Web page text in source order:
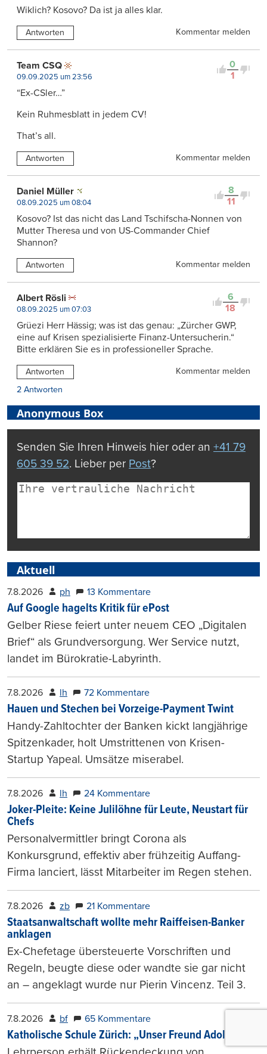
Wiklich? Kosovo? Da ist ja alles klar.
Antworten Kommentar melden
0
1
Team CSQ
09.09.2025 um 23:56
“Ex-CSler…”
Kein Ruhmesblatt in jedem CV!
That’s all.
Antworten Kommentar melden
8
11
Daniel Müller
08.09.2025 um 08:04
Kosovo? Ist das nicht das Land Tschifscha-Nonnen von
Mutter Theresa und von US-Commander Chief
Shannon?
Antworten Kommentar melden
6
18
Albert Rösli
08.09.2025 um 07:03
Grüezi Herr Hässig; was ist das genau: „Zürcher GWP,
eine auf Krisen spezialisierte Finanz-Untersucherin.“
Bitte erklären Sie es in professioneller Sprache.
Antworten
Kommentar melden
2 Antworten
Anonymous Box
Senden Sie Ihren Hinweis hier oder an +41 79
605 39 52. Lieber per Post?
Aktuell
7.8.2026 ph 13 Kommentare
Auf Google hagelts Kritik für ePost
Gelber Riese feiert unter neuem CEO „Digitalen
Brief“ als Grundversorgung. Wer Service nutzt,
landet im Bürokratie-Labyrinth.
7.8.2026 lh 72 Kommentare
Hauen und Stechen bei Vorzeige-Payment Twint
Handy-Zahltochter der Banken kickt langjährige
Spitzenkader, holt Umstrittenen von Krisen-
Startup Yapeal. Umsätze miserabel.
7.8.2026 lh 24 Kommentare
Joker-Pleite: Keine Julilöhne für Leute, Neustart für
Chefs
Personalvermittler bringt Corona als
Konkursgrund, effektiv aber frühzeitig Auffang-
Firma lanciert, lässt Mitarbeiter im Regen stehen.
7.8.2026 zb 21 Kommentare
Staatsanwaltschaft wollte mehr Raiffeisen-Banker
anklagen
Ex-Chefetage übersteuerte Vorschriften und
Regeln, beugte diese oder wandte sie gar nicht
an – angeklagt wurde nur Pierin Vincenz. Teil 3.
7.8.2026 bf 65 Kommentare
Katholische Schule Zürich: „Unser Freund Adolf“